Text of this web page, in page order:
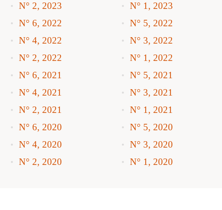
N° 2, 2023
N° 1, 2023
N° 6, 2022
N° 5, 2022
N° 4, 2022
N° 3, 2022
N° 2, 2022
N° 1, 2022
N° 6, 2021
N° 5, 2021
N° 4, 2021
N° 3, 2021
N° 2, 2021
N° 1, 2021
N° 6, 2020
N° 5, 2020
N° 4, 2020
N° 3, 2020
N° 2, 2020
N° 1, 2020